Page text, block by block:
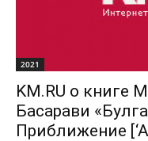
2021
KM.RU о книге
Басарави
Приближение